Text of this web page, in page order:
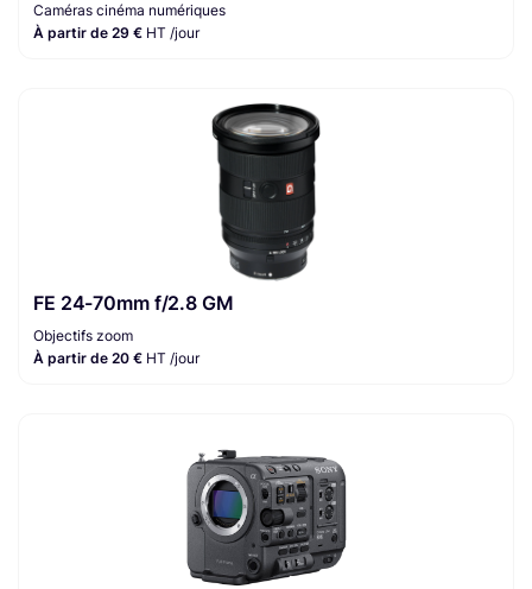
Caméras cinéma numériques
À partir de 29 € HT /jour
FE 24-70mm f/2.8 GM
Objectifs zoom
À partir de 20 € HT /jour